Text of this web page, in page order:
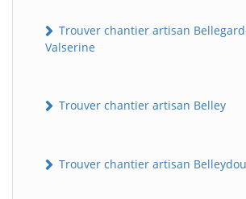
Trouver chantier artisan
Valserine
Trouver chantier artisan Belley
Trouver chantier artisan